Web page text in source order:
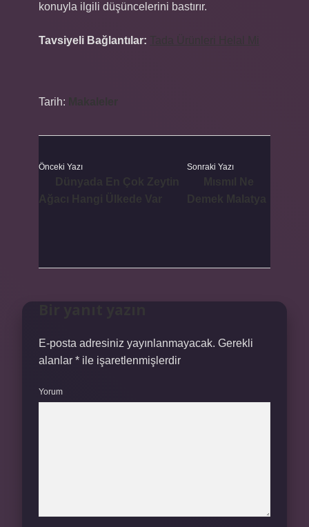
konuyla ilgili düşüncelerini bastırır.
Tavsiyeli Bağlantılar:
Tarih:
Önceki Yazı Sonraki Yazı
E-posta adresiniz yayınlanmayacak. Gerekli
alanlar * ile işaretlenmişlerdir
Yorum